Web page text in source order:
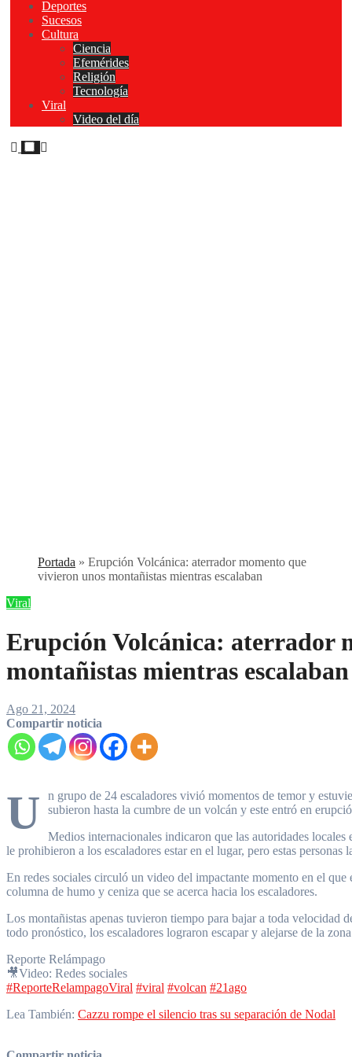
Deportes
Sucesos
Cultura
Ciencia
Efemérides
Religión
Tecnología
Viral
Video del día
Portada » Erupción Volcánica: aterrador momento que
vivieron unos montañistas mientras escalaban
Viral
Erupción Volcánica: aterrador
montañistas mientras escalaban
Ago 21, 2024
Compartir noticia
U
n grupo de 24 escaladores vivió momentos de temor y
subieron hasta la cumbre de un volcán y este entró en
Medios internacionales indicaron que las autoridades
le prohibieron a los escaladores estar en el lugar, pero estas
En redes sociales circuló un video del impactante momento en el
columna de humo y ceniza que se acerca hacia los escaladores.
Los montañistas apenas tuvieron tiempo para bajar a toda velocidad
todo pronóstico, los escaladores lograron escapar y alejarse de la
Reporte Relámpago
🎥Video: Redes sociales
#ReporteRelampagoViral #viral #volcan #21ago
Lea También: Cazzu rompe el silencio tras su separación de Nodal